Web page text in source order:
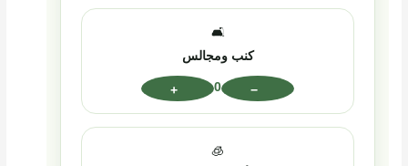
🛋️
كنب ومجالس
−
0
+
🧊